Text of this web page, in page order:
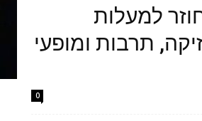
למעלות
תרבות ומופעי
0